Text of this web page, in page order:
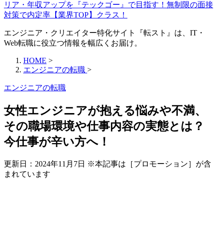
リア・年収アップを『テックゴー』で目指す！無制限の面接
対策で内定率【業界TOP】クラス！
エンジニア・クリエイター特化サイト『転スト』は、IT・
Web転職に役立つ情報を幅広くお届け。
HOME >
エンジニアの転職 >
エンジニアの転職
女性エンジニアが抱える悩みや不満、
その職場環境や仕事内容の実態とは？
今仕事が辛い方へ！
更新日： 2024年11月7日 ※本記事は［プロモーション］が含
まれています